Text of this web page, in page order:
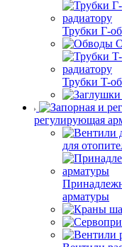
Трубки Г-
Трубки T-
регулирующая
для
арматуры